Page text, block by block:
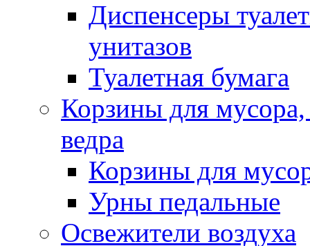
Диспенсеры
унитазов
Туалетная бумага
Корзины для
ведра
Корзины для
Урны педальные
Освежители воздуха